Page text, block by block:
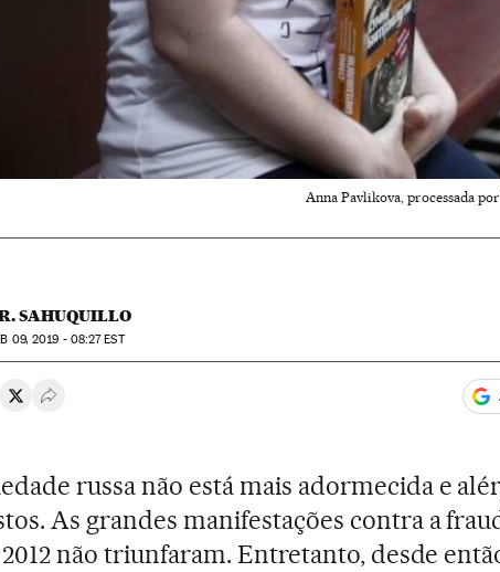
Anna Pavlikova, processada
SAHUQUILLO
09, 2019 - 08:27EST
en Whatsapp
en Facebook
Compartir en Twitter
Desplegar Redes Sociales
russa não está mais adormecida e
As grandes manifestações contra a
2012 não triunfaram. Entretanto, desde